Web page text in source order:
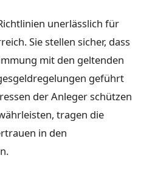
unerlässlich für
Sie stellen sicher, dass
mit den geltenden
geführt
der Anleger schützen
tragen die
in den